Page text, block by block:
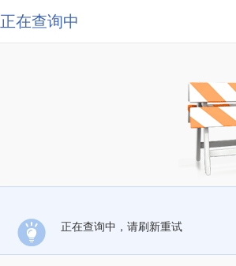
正在查询中
正在查询中，请刷新重试